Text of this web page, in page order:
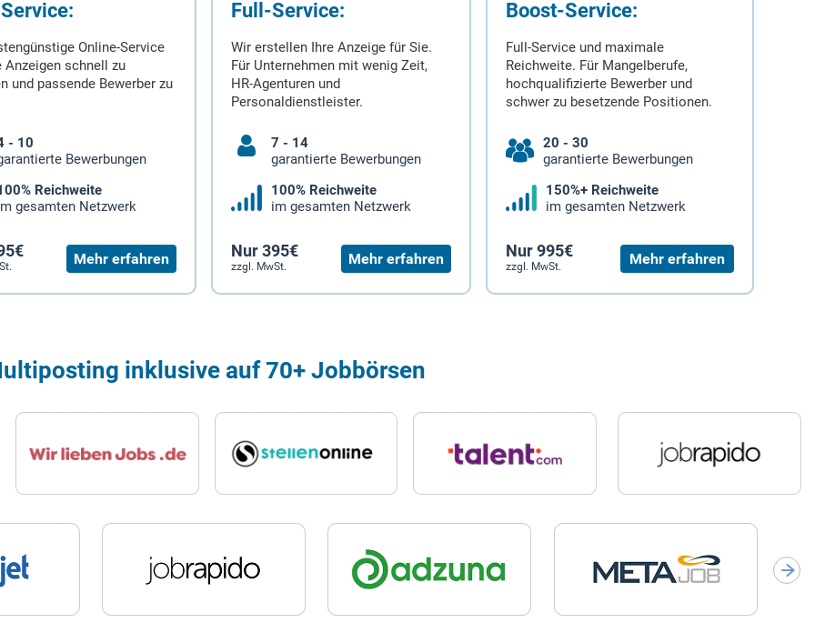
Online-Service
Anzeigen schnell zu
und passende Bewerber zu
- 10
Bewerbungen
Reichweite
gesamten Netzwerk
Mehr erfahren
Full-Service:
Wir erstellen Ihre Anzeige für Sie.
Für Unternehmen mit wenig Zeit,
HR-Agenturen und
Personaldienstleister.
7 - 14
garantierte Bewerbungen
100% Reichweite
im gesamten Netzwerk
Nur 395€
zzgl. MwSt. Mehr erfahren
Boost-Service:
Full-Service und maximale
Reichweite. Für Mangelberufe,
hochqualifizierte Bewerber und
schwer zu besetzende Positionen.
20 - 30
garantierte Bewerbungen
150%+ Reichweite
im gesamten Netzwerk
Nur 995€
zzgl. MwSt. Mehr erfahren
inklusive auf 70+ Jobbörsen